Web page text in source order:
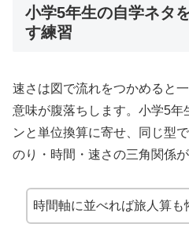
小学5年生の自学ネタ
す練習
速さは図で流れをつかめると
意味が腹落ちします。小学5年
ンと単位換算に寄せ、同じ型
のり・時間・速さの三角関係が
時間軸に並べれば旅人算も